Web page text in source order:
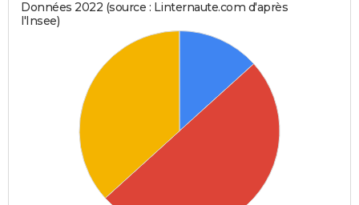
Données 2022 (source : Linternaute.com d'après
l'Insee)